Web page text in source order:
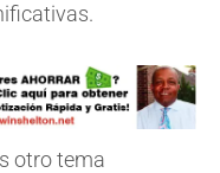
otro tema